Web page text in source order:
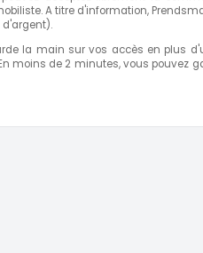
A titre d'information,
la main sur vos accès en plus
moins de 2 minutes, vous pouvez